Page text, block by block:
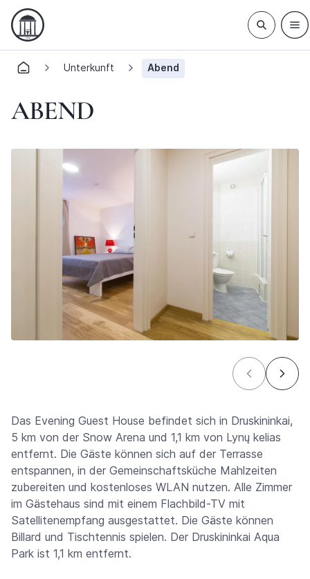
Unterkunft Abend
ABEND
Das Evening Guest House befindet sich in Druskininkai,
5 km von der Snow Arena und 1,1 km von Lynų kelias
entfernt. Die Gäste können sich auf der Terrasse
entspannen, in der Gemeinschaftsküche Mahlzeiten
zubereiten und kostenloses WLAN nutzen. Alle Zimmer
im Gästehaus sind mit einem Flachbild-TV mit
Satellitenempfang ausgestattet. Die Gäste können
Billard und Tischtennis spielen. Der Druskininkai Aqua
Park ist 1,1 km entfernt.